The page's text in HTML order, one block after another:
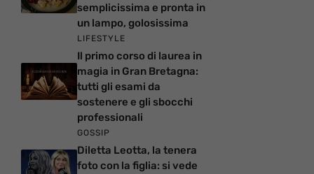
semplicissima e pronta in
un lampo, golosissima
LIFESTYLE
Il primo corso di laurea in
magia in Gran Bretagna:
tutti gli esami da
sostenere e gli sbocchi
professionali
GOSSIP
Diletta Leotta, la tenera
foto con la figlia: si vede